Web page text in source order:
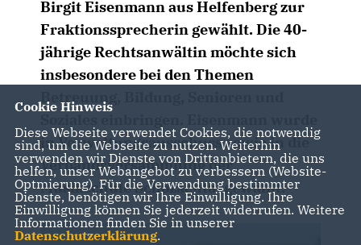
Birgit Eisenmann aus Helfenberg zur
Fraktionssprecherin gewählt. Die 40-
jährige Rechtsanwältin möchte sich
insbesondere bei den Themen
Betreuung, Bildung, Senioren und
in Verwaltungsausschuss sowie in die
Verbandsversammlung der
Musikschule Schozachtal gewählt.
Cookie Hinweis
Diese Webseite verwendet Cookies, die notwendig
sind, um die Webseite zu nutzen. Weiterhin
verwenden wir Dienste von Drittanbietern, die uns
helfen, unser Webangebot zu verbessern (Website-
Optmierung). Für die Verwendung bestimmter
Dienste, benötigen wir Ihre Einwilligung. Ihre
Einwilligung können Sie jederzeit widerrufen. Weitere
Informationen finden Sie in unserer
Datenschutzerklärung.